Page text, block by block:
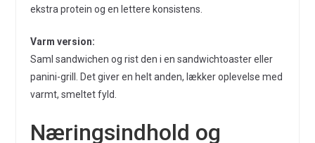
ekstra protein og en lettere konsistens.
Varm version:
Saml sandwichen og rist den i en sandwichtoaster eller
panini-grill. Det giver en helt anden, lækker oplevelse med
varmt, smeltet fyld.
Næringsindhold og